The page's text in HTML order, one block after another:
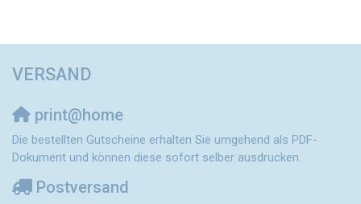
VERSAND
print@home
Die bestellten Gutscheine erhalten Sie umgehend als PDF-
Dokument und können diese sofort selber ausdrucken.
Postversand